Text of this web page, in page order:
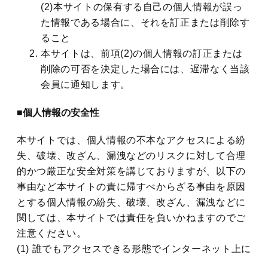
(2)本サイトの保有する自己の個人情報が誤っ
た情報である場合に、それを訂正または削除す
ること
本サイトは、前項(2)の個人情報の訂正または
削除の可否を決定した場合には、遅滞なく当該
会員に通知します。
■個人情報の安全性
本サイトでは、個人情報の不本なアクセスによる紛
失、破壊、改ざん、漏洩などのリスクに対して合理
的かつ厳正な安全対策を講じておりますが、以下の
事由など本サイトの責に帰すべからざる事由を原因
とする個人情報の紛失、破壊、改ざん、漏洩などに
関しては、本サイトでは責任を負いかねますのでご
注意ください。
(1) 誰でもアクセスできる形態でインターネット上に